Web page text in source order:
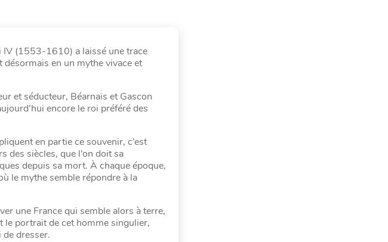
IV (1553-1610) a laissé une trace
désormais en un mythe vivace et
et séducteur, Béarnais et Gascon
encore le roi préféré des
en partie ce souvenir, c’est
des siècles, que l’on doit sa
depuis sa mort. À chaque époque,
le mythe semble répondre à la
une France qui semble alors à terre,
le portrait de cet homme singulier,
dresser.